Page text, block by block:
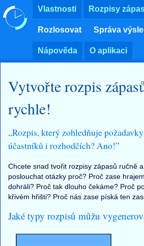
Vlastnosti Rozpisy
Rozlosovat Správa
Nápověda O aplikaci
Vytvořte rozpis
rychle!
Rozpis, který zohledňuje
účastníků i rozhodčích? Ano!
Chcete snad tvořit rozpisy zápasů ručně
poslouchat otázky proč? Proč zase
dohráli? Proč tak dlouho čekáme? Proč
křivém hřišti? Proč nás zase píská ten
Jaké typy rozpisů můžu